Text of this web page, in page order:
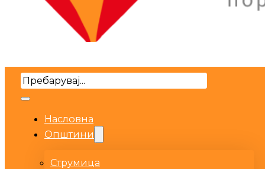
Search
Насловна
Општини
Струмица